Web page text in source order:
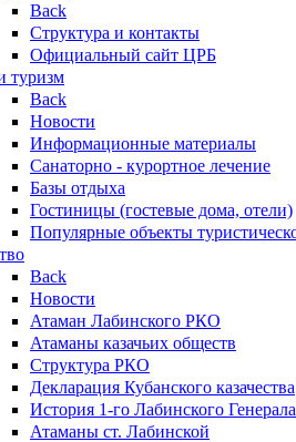
Back
Структура и контакты
Официальный сайт ЦРБ
туризм
Back
Новости
Информационные материалы
Санаторно - курортное лечение
Базы отдыха
Гостиницы (гостевые дома, отели)
Популярные объекты
Back
Новости
Атаман Лабинского РКО
Атаманы казачьих обществ
Структура РКО
Декларация Кубанского казачества
История 1-го Лабинского
Атаманы ст. Лабинской